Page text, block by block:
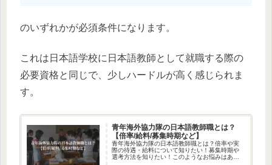
のいずれかが必須条件になります。
これは日本語学校に日本語教師として就職する際の
必要資格と同じで、少しハードルが高く感じられま
す。
青年海外協力隊の日本語教師職とは？
【倍率/給料/募集時期など】
青年海外協力隊の日本語教師職とは？倍率や実
際の待遇・給料について知りたい！募集時期や
選考方法を知りたい！このようなお悩みはあり